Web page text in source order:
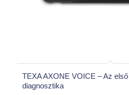
TEXA AXONE VOICE – Az
diagnosztika